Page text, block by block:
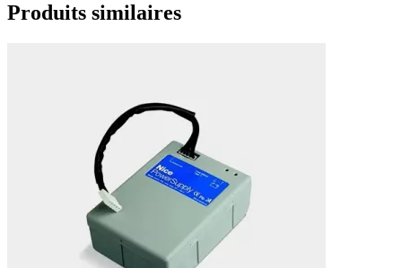
Produits similaires